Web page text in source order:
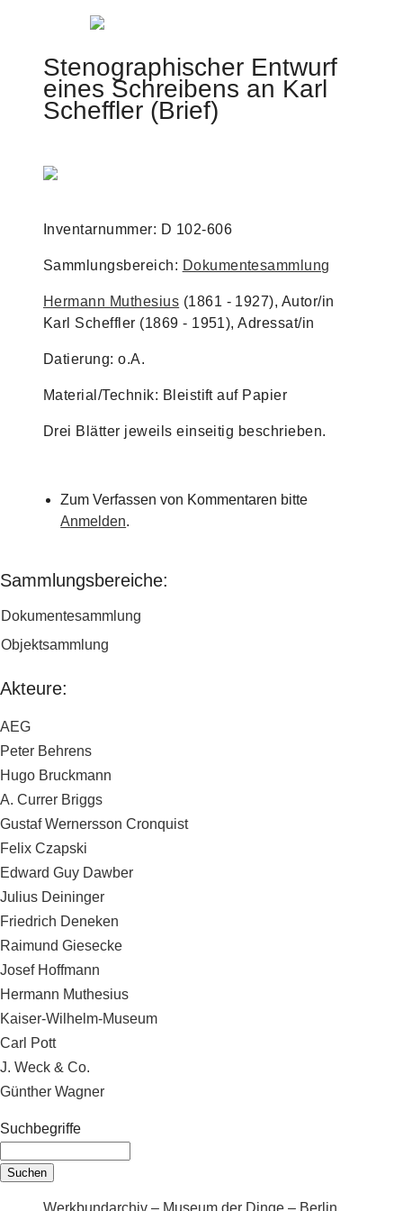
Jump to navigation
Stenographischer Entwurf
eines Schreibens an Karl
Scheffler (Brief)
Inventarnummer: D 102-606
Sammlungsbereich: Dokumentesammlung
Hermann Muthesius (1861 - 1927), Autor/in
Karl Scheffler (1869 - 1951), Adressat/in
Datierung: o.A.
Material/Technik: Bleistift auf Papier
Drei Blätter jeweils einseitig beschrieben.
Zum Verfassen von Kommentaren bitte
Anmelden.
Sammlungsbereiche:
Dokumentesammlung
Objektsammlung
Akteure:
AEG
Peter Behrens
Hugo Bruckmann
A. Currer Briggs
Gustaf Wernersson Cronquist
Felix Czapski
Edward Guy Dawber
Julius Deininger
Friedrich Deneken
Raimund Giesecke
Josef Hoffmann
Hermann Muthesius
Kaiser-Wilhelm-Museum
Carl Pott
J. Weck & Co.
Günther Wagner
Suchbegriffe
Werkbundarchiv – Museum der Dinge – Berlin